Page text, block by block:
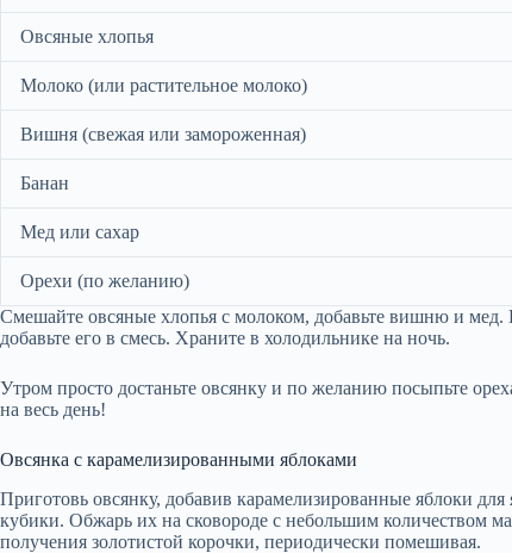
Овсяные хлопья
Молоко (или растительное молоко)
Вишня (свежая или замороженная)
Банан
Мед или сахар
Орехи (по желанию)
Смешайте овсяные хлопья с молоком, добавьте вишню и
добавьте его в смесь. Храните в холодильнике на ночь.
Утром просто достаньте овсянку и по желанию посыпьте
на весь день!
Овсянка с карамелизированными яблоками
Приготовь овсянку, добавив карамелизированные яблоки
кубики. Обжарь их на сковороде с небольшим количеством
получения золотистой корочки, периодически помешивая.